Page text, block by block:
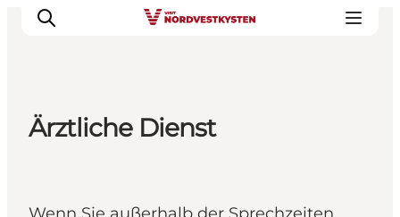
Events
Ärztliche Dienst